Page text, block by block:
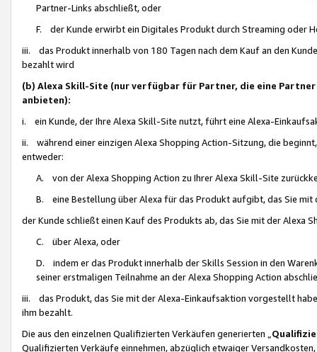
Partner-Links abschließt, oder
F. der Kunde erwirbt ein Digitales Produkt durch Streaming oder
iii. das Produkt innerhalb von 180 Tagen nach dem Kauf an den
bezahlt wird
(b) Alexa Skill-Site (nur verfügbar für Partner, die eine
anbieten):
i. ein Kunde, der Ihre Alexa Skill-Site nutzt, führt eine Alexa-
ii. während einer einzigen Alexa Shopping Action-Sitzung, die
entweder:
A. von der Alexa Shopping Action zu Ihrer Alexa Skill-Site
B. eine Bestellung über Alexa für das Produkt aufgibt, das Sie mit
der Kunde schließt einen Kauf des Produkts ab, das Sie mit der Alexa
C. über Alexa, oder
D. indem er das Produkt innerhalb der Skills Session in den
seiner erstmaligen Teilnahme an der Alexa Shopping Action
iii. das Produkt, das Sie mit der Alexa-Einkaufsaktion vorgestellt
ihm bezahlt.
Die aus den einzelnen Qualifizierten Verkäufen generierten „
Qualifizierten Verkäufe einnehmen, abzüglich etwaiger